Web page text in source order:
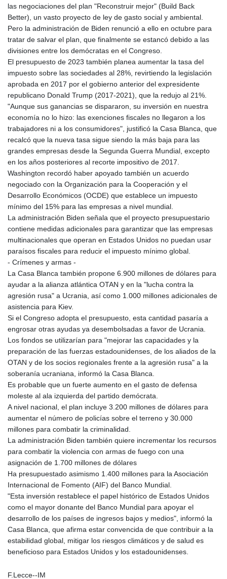
las negociaciones del plan "Reconstruir mejor" (Build Back
Better), un vasto proyecto de ley de gasto social y ambiental.
Pero la administración de Biden renunció a ello en octubre para
tratar de salvar el plan, que finalmente se estancó debido a las
divisiones entre los demócratas en el Congreso.
El presupuesto de 2023 también planea aumentar la tasa del
impuesto sobre las sociedades al 28%, revirtiendo la legislación
aprobada en 2017 por el gobierno anterior del expresidente
republicano Donald Trump (2017-2021), que la redujo al 21%.
"Aunque sus ganancias se dispararon, su inversión en nuestra
economía no lo hizo: las exenciones fiscales no llegaron a los
trabajadores ni a los consumidores", justificó la Casa Blanca, que
recalcó que la nueva tasa sigue siendo la más baja para las
grandes empresas desde la Segunda Guerra Mundial, excepto
en los años posteriores al recorte impositivo de 2017.
Washington recordó haber apoyado también un acuerdo
negociado con la Organización para la Cooperación y el
Desarrollo Económicos (OCDE) que establece un impuesto
mínimo del 15% para las empresas a nivel mundial.
La administración Biden señala que el proyecto presupuestario
contiene medidas adicionales para garantizar que las empresas
multinacionales que operan en Estados Unidos no puedan usar
paraísos fiscales para reducir el impuesto mínimo global.
- Crímenes y armas -
La Casa Blanca también propone 6.900 millones de dólares para
ayudar a la alianza atlántica OTAN y en la "lucha contra la
agresión rusa" a Ucrania, así como 1.000 millones adicionales de
asistencia para Kiev.
Si el Congreso adopta el presupuesto, esta cantidad pasaría a
engrosar otras ayudas ya desembolsadas a favor de Ucrania.
Los fondos se utilizarían para "mejorar las capacidades y la
preparación de las fuerzas estadounidenses, de los aliados de la
OTAN y de los socios regionales frente a la agresión rusa" a la
soberanía ucraniana, informó la Casa Blanca.
Es probable que un fuerte aumento en el gasto de defensa
moleste al ala izquierda del partido demócrata.
A nivel nacional, el plan incluye 3.200 millones de dólares para
aumentar el número de policías sobre el terreno y 30.000
millones para combatir la criminalidad.
La administración Biden también quiere incrementar los recursos
para combatir la violencia con armas de fuego con una
asignación de 1.700 millones de dólares
Ha presupuestado asimismo 1.400 millones para la Asociación
Internacional de Fomento (AIF) del Banco Mundial.
"Esta inversión restablece el papel histórico de Estados Unidos
como el mayor donante del Banco Mundial para apoyar el
desarrollo de los países de ingresos bajos y medios", informó la
Casa Blanca, que afirma estar convencida de que contribuir a la
estabilidad global, mitigar los riesgos climáticos y de salud es
beneficioso para Estados Unidos y los estadounidenses.
F.Lecce--IM